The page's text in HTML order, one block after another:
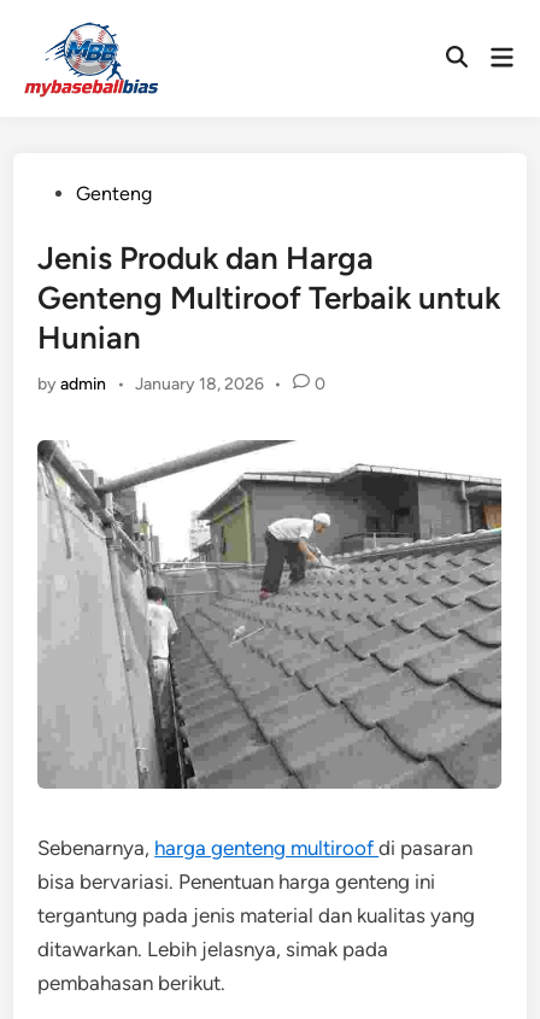
content
Open
PostedGenteng
Jenis Produk dan Harga
Genteng Multiroof Terbaik untuk
Hunian
byadmin • January 18, 2026 • 0
Sebenarnya, harga genteng multiroofdi pasaran
bisa bervariasi. Penentuan harga genteng ini
tergantung pada jenis material dan kualitas yang
ditawarkan. Lebih jelasnya, simak pada
pembahasan berikut.